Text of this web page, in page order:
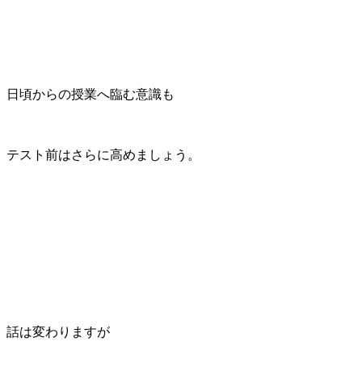
日頃からの授業へ臨む意識も
テスト前はさらに高めましょう。
話は変わりますが